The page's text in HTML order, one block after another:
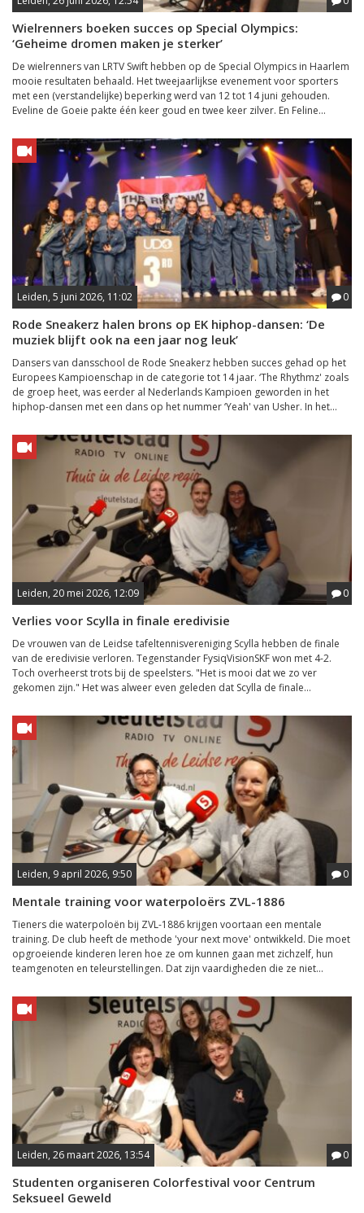
Wielrenners boeken succes op Special Olympics:
‘Geheime dromen maken je sterker’
De wielrenners van LRTV Swift hebben op de Special Olympics in Haarlem
mooie resultaten behaald. Het tweejaarlijkse evenement voor sporters
met een (verstandelijke) beperking werd van 12 tot 14 juni gehouden.
Eveline de Goeie pakte één keer goud en twee keer zilver. En Feline...
Leiden, 5 juni 2026, 11:02 0
Rode Sneakerz halen brons op EK hiphop-dansen: ‘De
muziek blijft ook na een jaar nog leuk’
Dansers van dansschool de Rode Sneakerz hebben succes gehad op het
Europees Kampioenschap in de categorie tot 14 jaar. ‘The Rhythmz' zoals
de groep heet, was eerder al Nederlands Kampioen geworden in het
hiphop-dansen met een dans op het nummer ‘Yeah' van Usher. In het...
Leiden, 20 mei 2026, 12:09 0
Verlies voor Scylla in finale eredivisie
De vrouwen van de Leidse tafeltennisvereniging Scylla hebben de finale
van de eredivisie verloren. Tegenstander FysiqVisionSKF won met 4-2.
Toch overheerst trots bij de speelsters. "Het is mooi dat we zo ver
gekomen zijn." Het was alweer even geleden dat Scylla de finale...
Leiden, 9 april 2026, 9:50 0
Mentale training voor waterpoloërs ZVL-1886
Tieners die waterpoloën bij ZVL-1886 krijgen voortaan een mentale
training. De club heeft de methode 'your next move' ontwikkeld. Die moet
opgroeiende kinderen leren hoe ze om kunnen gaan met zichzelf, hun
teamgenoten en teleurstellingen. Dat zijn vaardigheden die ze niet...
Leiden, 26 maart 2026, 13:54 0
Studenten organiseren Colorfestival voor Centrum
Seksueel Geweld